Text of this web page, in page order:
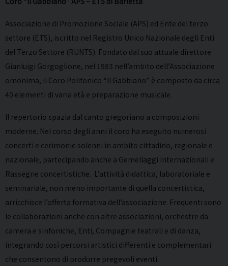
Associazione di Promozione Sociale (APS) ed Ente del terzo
settore (ETS), iscritto nel Registro Unico Nazionale degli Enti
del Terzo Settore (RUNTS). Fondato dal suo attuale direttore
Gianluigi Gorgoglione, nel 1983 nell’ambito dell’Associazione
omonima, il Coro Polifonico “Il Gabbiano” è composto da circa
40 elementi di varia età e preparazione musicale.
Il repertorio spazia dal canto gregoriano a composizioni
moderne. Nel corso degli anni il coro ha eseguito numerosi
concerti e cerimonie solenni in ambito cittadino, regionale e
nazionale, partecipando anche a Gemellaggi internazionali e
Rassegne concertistiche. L’attività didattica, laboratoriale e
seminariale, non meno importante di quella concertistica,
arricchisce l’offerta formativa dell’associazione. Frequenti sono
le collaborazioni anche con altre associazioni, orchestre da
camera e sinfoniche, Enti, Compagnie teatrali e di danza,
integrando così percorsi artistici differenti e complementari
che consentono di produrre pregevoli eventi.